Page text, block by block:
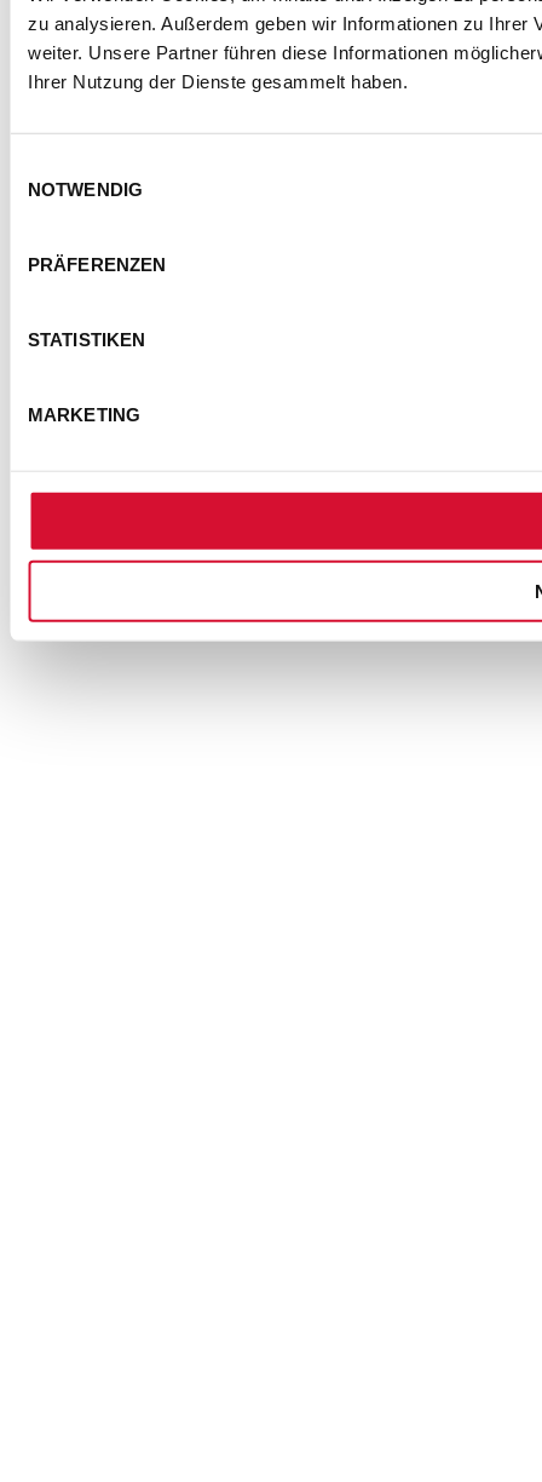
zu analysieren. Außerdem geben wir Informationen zu Ihrer
weiter. Unsere Partner führen diese Informationen
Ihrer Nutzung der Dienste gesammelt haben.
NOTWENDIG
PRÄFERENZEN
STATISTIKEN
MARKETING